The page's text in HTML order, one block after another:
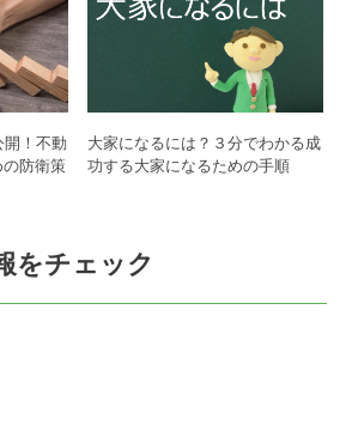
開！不動
防衛策
大家になるには？３分でわかる成
功する大家になるための手順
をチェック